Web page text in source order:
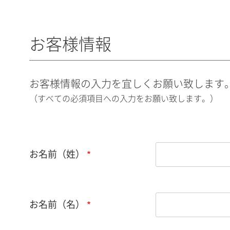
お客様情報
お客様情報の入力を宜しくお願い致します
（すべての必須項目への入力をお願い致します。）
お名前（姓）
お名前（名）